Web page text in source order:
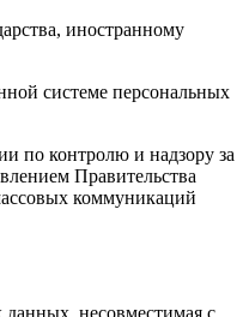
иностранному
системе персональных
по контролю и надзору за
Правительства
коммуникаций
данных, несовместимая с